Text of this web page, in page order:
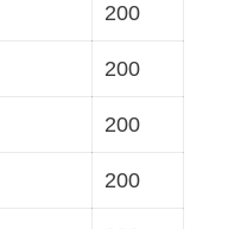
200
200
200
200